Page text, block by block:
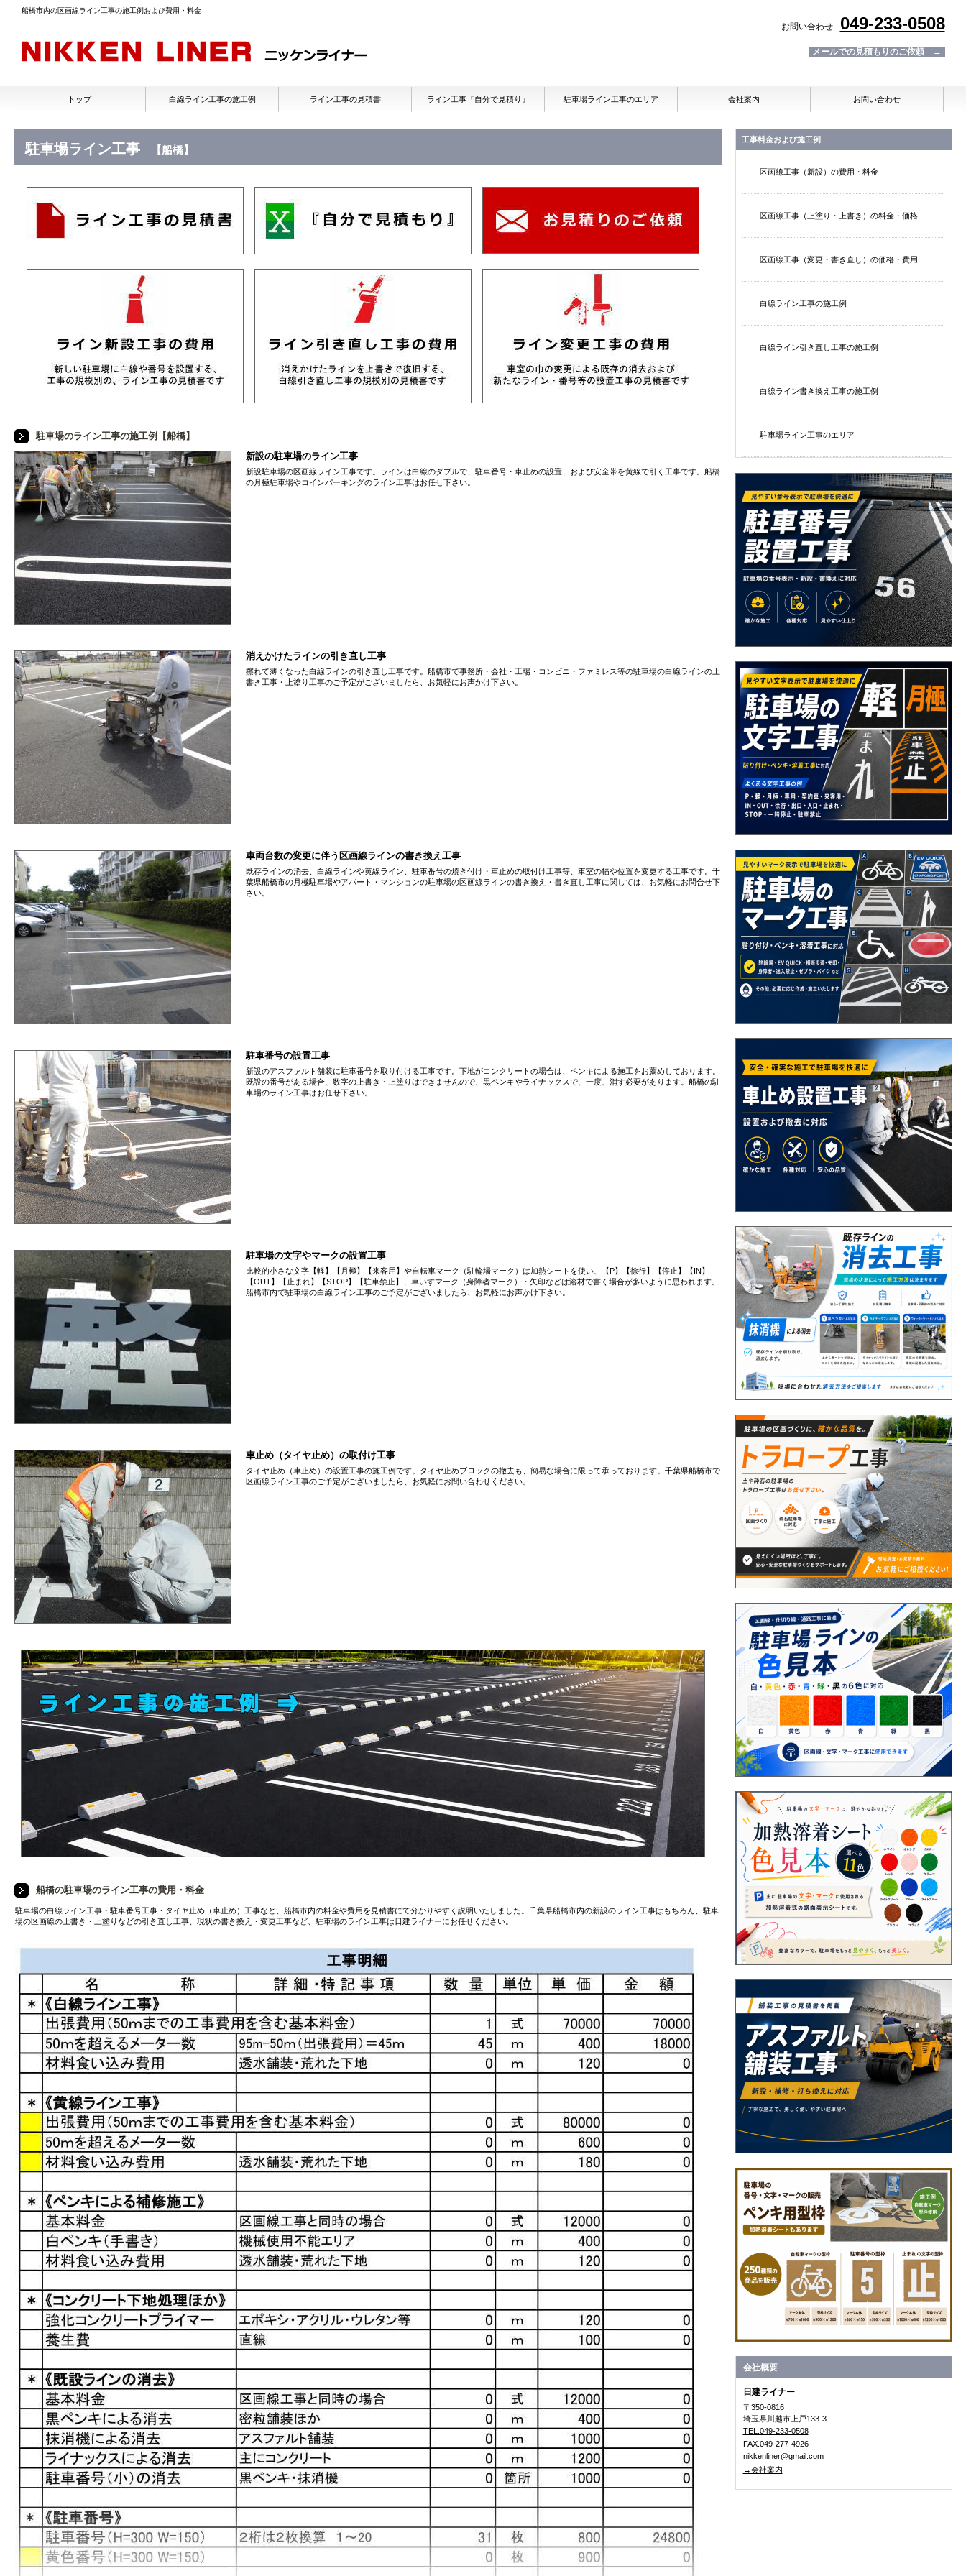
船橋市内の区画線ライン工事の施工例および費用・料金
お問い合わせ 049-233-0508
メールでの見積もりのご依頼 →
駐車場ライン工事 【船橋】
駐車場のライン工事の施工例【船橋】
新設の駐車場のライン工事
新設駐車場の区画線ライン工事です。ラインは白線のダブルで、駐車番号・車止めの設置、および安全帯を黄線で引く工事です。船橋
の月極駐車場やコインパーキングのライン工事はお任せ下さい。
消えかけたラインの引き直し工事
擦れて薄くなった白線ラインの引き直し工事です。船橋市で事務所・会社・工場・コンビニ・ファミレス等の駐車場の白線ラインの上
書き工事・上塗り工事のご予定がございましたら、お気軽にお声かけ下さい。
車両台数の変更に伴う区画線ラインの書き換え工事
既存ラインの消去、白線ラインや黄線ライン、駐車番号の焼き付け・車止めの取付け工事等、車室の幅や位置を変更する工事です。千
葉県船橋市の月極駐車場やアパート・マンションの駐車場の区画線ラインの書き換え・書き直し工事に関しては、お気軽にお問合せ下
さい。
駐車番号の設置工事
新設のアスファルト舗装に駐車番号を取り付ける工事です。下地がコンクリートの場合は、ペンキによる施工をお薦めしております。
既設の番号がある場合、数字の上書き・上塗りはできませんので、黒ペンキやライナックスで、一度、消す必要があります。船橋の駐
車場のライン工事はお任せ下さい。
駐車場の文字やマークの設置工事
比較的小さな文字【軽】【月極】【来客用】や自転車マーク（駐輪場マーク）は加熱シートを使い、【P】【徐行】【停止】【IN】
【OUT】【止まれ】【STOP】【駐車禁止】、車いすマーク（身障者マーク）・矢印などは溶材で書く場合が多いように思われます。
船橋市内で駐車場の白線ライン工事のご予定がございましたら、お気軽にお声かけ下さい。
車止め（タイヤ止め）の取付け工事
タイヤ止め（車止め）の設置工事の施工例です。タイヤ止めブロックの撤去も、簡易な場合に限って承っております。千葉県船橋市で
区画線ライン工事のご予定がございましたら、お気軽にお問い合わせください。
船橋の駐車場のライン工事の費用・料金
駐車場の白線ライン工事・駐車番号工事・タイヤ止め（車止め）工事など、船橋市内の料金や費用を見積書にて分かりやすく説明いたしました。千葉県船橋市内の新設のライン工事はもちろん、駐車
場の区画線の上書き・上塗りなどの引き直し工事、現状の書き換え・変更工事など、駐車場のライン工事は日建ライナーにお任せください。
トップ 白線ライン工事の施工例 ライン工事の見積書 ライン工事『自分で見積り』 駐車場ライン工事のエリア 会社案内 お問い合わせ
工事料金および施工例
区画線工事（新設）の費用・料金
区画線工事（上塗り・上書き）の料金・価格
区画線工事（変更・書き直し）の価格・費用
白線ライン工事の施工例
白線ライン引き直し工事の施工例
白線ライン書き換え工事の施工例
駐車場ライン工事のエリア
会社概要
日建ライナー
〒350-0816
埼玉県川越市上戸133-3
TEL.049-233-0508
FAX.049-277-4926
nikkenliner@gmail.com
→会社案内